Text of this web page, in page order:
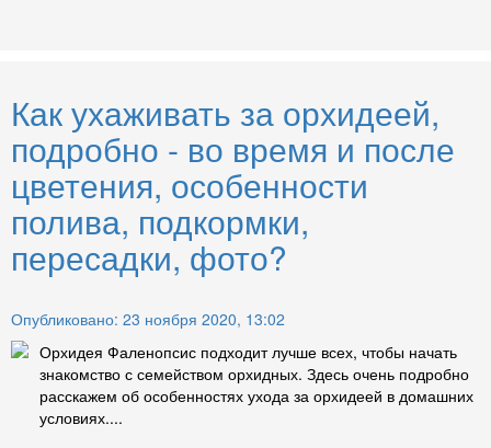
Как ухаживать за орхидеей,
подробно - во время и после
цветения, особенности
полива, подкормки,
пересадки, фото?
Опубликовано: 23 ноября 2020, 13:02
Орхидея Фаленопсис подходит лучше всех, чтобы начать
знакомство с семейством орхидных. Здесь очень подробно
расскажем об особенностях ухода за орхидеей в домашних
условиях....